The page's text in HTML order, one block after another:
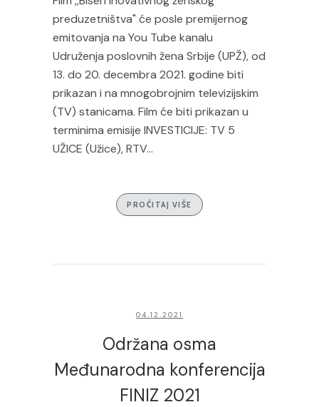
preduzetništva" će posle premijernog
emitovanja na You Tube kanalu
Udruženja poslovnih žena Srbije (UPŽ), od
13. do 20. decembra 2021. godine biti
prikazan i na mnogobrojnim televizijskim
(TV) stanicama. Film će biti prikazan u
terminima emisije INVESTICIJE: TV 5
UŽICE (Užice), RTV...
PROČITAJ VIŠE
04.12.2021
Održana osma
Međunarodna konferencija
FINIZ 2021